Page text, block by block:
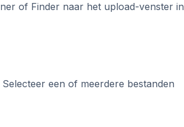
of Finder naar het upload-venster in
een of meerdere bestanden